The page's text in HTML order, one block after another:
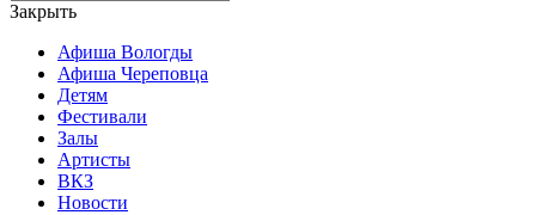
Закрыть
Афиша Вологды
Афиша Череповца
Детям
Фестивали
Залы
Артисты
ВКЗ
Новости